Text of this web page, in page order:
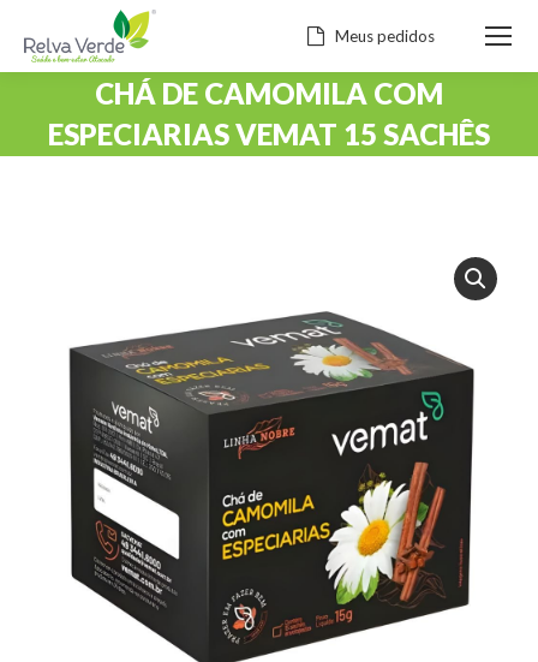
Meus pedidos
CHÁ DE CAMOMILA COM
ESPECIARIAS VEMAT 15 SACHÊS